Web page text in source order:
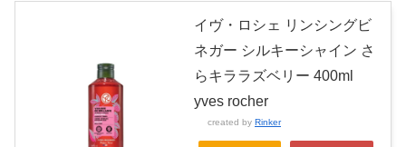
イヴ・ロシェ リンシングビ
ネガー シルキーシャイン さ
らキララズベリー 400ml
yves rocher
created by Rinker